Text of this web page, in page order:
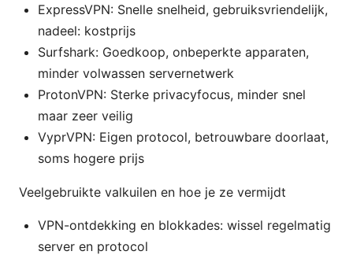
ExpressVPN: Snelle snelheid, gebruiksvriendelijk,
nadeel: kostprijs
Surfshark: Goedkoop, onbeperkte apparaten,
minder volwassen servernetwerk
ProtonVPN: Sterke privacyfocus, minder snel
maar zeer veilig
VyprVPN: Eigen protocol, betrouwbare doorlaat,
soms hogere prijs
Veelgebruikte valkuilen en hoe je ze vermijdt
VPN-ontdekking en blokkades: wissel regelmatig
server en protocol